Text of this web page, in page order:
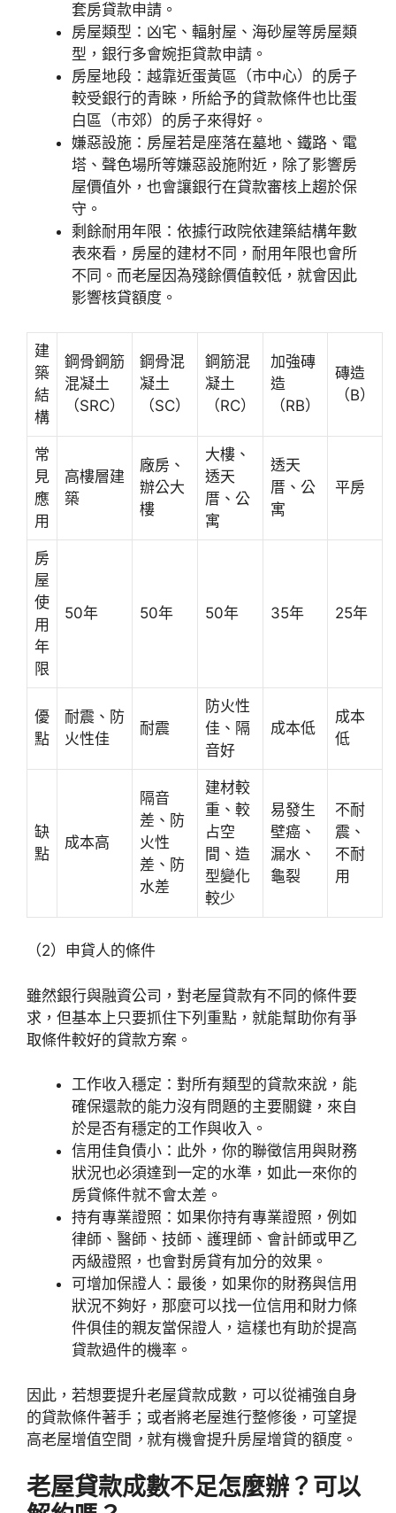
套房貸款申請。
房屋類型：凶宅、輻射屋、海砂屋等房屋類
型，銀行多會婉拒貸款申請。
房屋地段：越靠近蛋黃區（市中心）的房子
較受銀行的青睞，所給予的貸款條件也比蛋
白區（市郊）的房子來得好。
嫌惡設施：房屋若是座落在墓地、鐵路、電
塔、聲色場所等嫌惡設施附近，除了影響房
屋價值外，也會讓銀行在貸款審核上趨於保
守。
剩餘耐用年限：依據行政院依建築結構年數
表來看，房屋的建材不同，耐用年限也會所
不同。而老屋因為殘餘價值較低，就會因此
影響核貸額度。
建
築
結
構
鋼骨鋼筋
混凝土
（SRC）
鋼骨混
凝土
（SC）
鋼筋混
凝土
（RC）
加強磚
造
（RB）
磚造
（B）
常
見
應
用
高樓層建
築
廠房、
辦公大
樓
大樓、
透天
厝、公
寓
透天
厝、公
寓
平房
房
屋
使
用
年
限
50年 50年 50年 35年 25年
優
點
耐震、防
火性佳
耐震
防火性
佳、隔
音好
成本低
成本
低
缺
點
成本高
隔音
差、防
火性
差、防
水差
建材較
重、較
占空
間、造
型變化
較少
易發生
壁癌、
漏水、
龜裂
不耐
震、
不耐
用
（2）申貸人的條件
雖然銀行與融資公司，對老屋貸款有不同的條件要
求，但基本上只要抓住下列重點，就能幫助你有爭
取條件較好的貸款方案。
工作收入穩定：對所有類型的貸款來說，能
確保還款的能力沒有問題的主要關鍵，來自
於是否有穩定的工作與收入。
信用佳負債小：此外，你的聯徵信用與財務
狀況也必須達到一定的水準，如此一來你的
房貸條件就不會太差。
持有專業證照：如果你持有專業證照，例如
律師、醫師、技師、護理師、會計師或甲乙
丙級證照，也會對房貸有加分的效果。
可增加保證人：最後，如果你的財務與信用
狀況不夠好，那麼可以找一位信用和財力條
件俱佳的親友當保證人，這樣也有助於提高
貸款過件的機率。
因此，若想要提升老屋貸款成數，可以從補強自身
的貸款條件著手；或者將老屋進行整修後，可望提
高老屋增值空間 ， 就有機會提升房屋增貸的額度。
老屋貸款成數不足怎麼辦？可以